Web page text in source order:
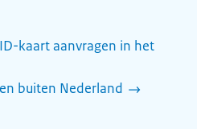
kaart aanvragen in het
buiten Nederland